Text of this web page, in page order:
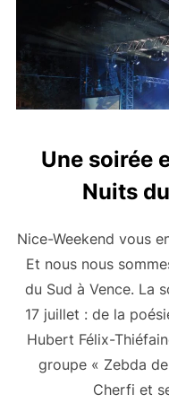
Une soirée
Nuits
Nice-Weekend vous
Et nous nous
du Sud à Vence. La
17 juillet : de la
Hubert Félix-
groupe « Zebda
Cherfi et